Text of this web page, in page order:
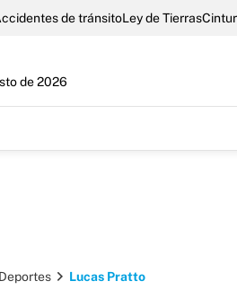
de tránsitoLey de Tierras
de 2026
Deportes Lucas Pratto